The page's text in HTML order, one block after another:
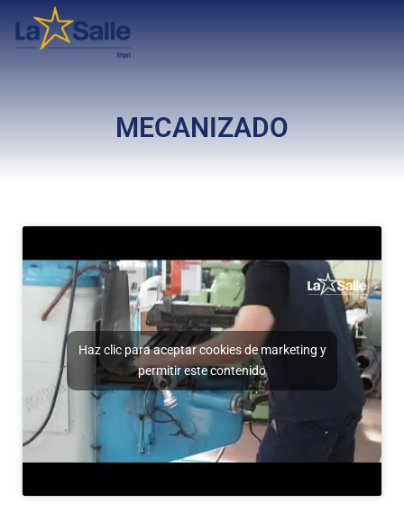
MECANIZADO
Haz clic para aceptar cookies de marketing y
permitir este contenido